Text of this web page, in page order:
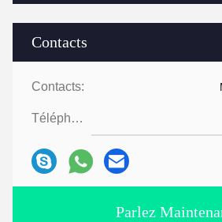
Contacts
Contacts:
Téléphone:
Parlez